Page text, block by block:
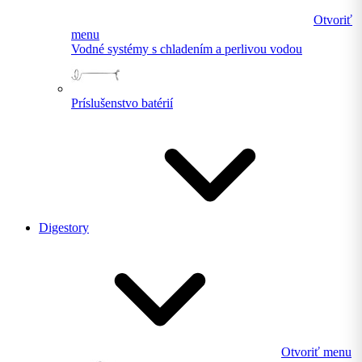
Otvoriť
menu
Vodné systémy s chladením a perlivou vodou
Príslušenstvo batérií
Digestory
Otvoriť menu